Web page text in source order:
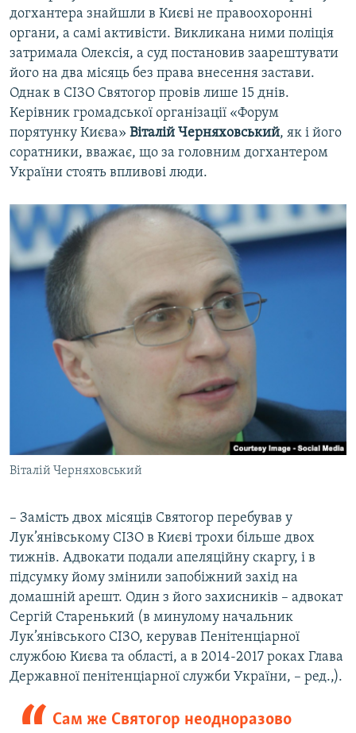
догхантера знайшли в Києві не правоохоронні
органи, а самі активісти. Викликана ними поліція
затримала Олексія, а суд постановив заарештувати
його на два місяць без права внесення застави.
Однак в СІЗО Святогор провів лише 15 днів.
Керівник громадської організації «Форум
порятунку Києва» Віталій Черняховський, як і його
соратники, вважає, що за головним догхантером
України стоять впливові люди.
Віталій Черняховський
– Замість двох місяців Святогор перебував у
Лук’янівському СІЗО в Києві трохи більше двох
тижнів. Адвокати подали апеляційну скаргу, і в
підсумку йому змінили запобіжний захід на
домашній арешт. Один з його захисників – адвокат
Сергій Старенький (в минулому начальник
Лук’янівського СІЗО, керував Пенітенціарної
службою Києва та області, а в 2014-2017 роках Глава
Державної пенітенціарної служби України, – ред.,).
Сам же Святогор неодноразово